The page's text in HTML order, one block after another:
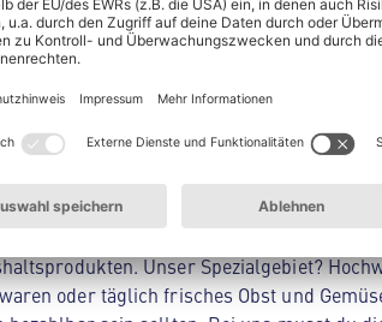
Nord in Berlin! Hier findest du alles,
Unser Spezialgebiet?
oder täglich frisches Obst und